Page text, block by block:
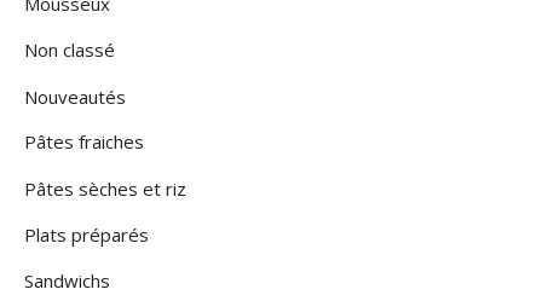
Non classé
Nouveautés
Pâtes fraiches
Pâtes sèches et riz
Plats préparés
Sandwichs